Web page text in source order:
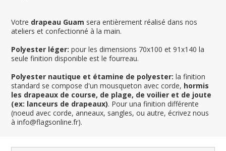
Votre drapeau Guam sera entièrement réalisé dans nos
ateliers et confectionné à la main.
Polyester léger: pour les dimensions 70x100 et 91x140 la
seule finition disponible est le fourreau.
Polyester nautique et étamine de polyester: la finition
standard se compose d'un mousqueton avec corde, hormis
les drapeaux de course, de plage, de voilier et de joute
(ex: lanceurs de drapeaux). Pour una finition différente
(noeud avec corde, anneaux, sangles, ou autre, écrivez nous
à info@flagsonline.fr).